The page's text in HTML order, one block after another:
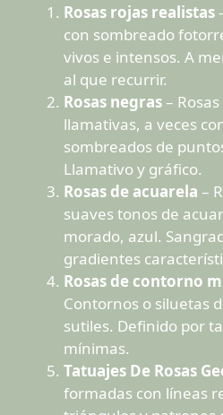
Rosas rojas realistas
con sombreado
vivos e intensos. A
al que recurrir.
Rosas negras–
llamativas, a veces
sombreados de
Llamativo y gráfico.
Rosas de acuarela –
suaves tonos de
morado, azul.
gradientes
Rosas de contorno
Contornos o siluetas
sutiles. Definido por
mínimas.
Tatuajes De Rosas
formadas con líneas